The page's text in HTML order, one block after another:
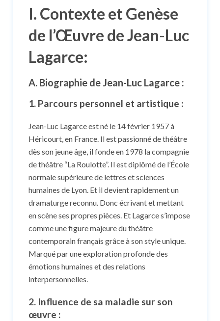
I. Contexte et Genèse
de l’Œuvre de Jean-Luc
Lagarce:
A. Biographie de Jean-Luc Lagarce :
1. Parcours personnel et artistique :
Jean-Luc Lagarce est né le 14 février 1957 à
Héricourt, en France. Il est passionné de théâtre
dès son jeune âge, il fonde en 1978 la compagnie
de théâtre “La Roulotte”. Il est diplômé de l’École
normale supérieure de lettres et sciences
humaines de Lyon. Et il devient rapidement un
dramaturge reconnu. Donc écrivant et mettant
en scène ses propres pièces. Et Lagarce s’impose
comme une figure majeure du théâtre
contemporain français grâce à son style unique.
Marqué par une exploration profonde des
émotions humaines et des relations
interpersonnelles.
2. Influence de sa maladie sur son
œuvre :